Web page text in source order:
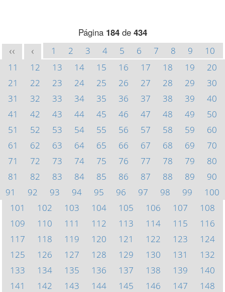
Página 184de 434
<< < 1 2 3 4 5 6 7 8 9
10
11
12 13 14 15 16 17 18 19
20
21
22 23 24 25 26 27 28 29
30
31
32 33 34 35 36 37 38 39
40
41
42 43 44 45 46 47 48 49
50
51
52 53 54 55 56 57 58 59
60
61
62 63 64 65 66 67 68 69
70
71
72 73 74 75 76 77 78 79
80
81
82 83 84 85 86 87 88 89
90
91
92 93 94 95 96 97 98 99
100
101
102 103 104 105 106 107
108
109
110 111 112 113 114 115
116
117
118 119 120 121 122 123
124
125
126 127 128 129 130 131
132
133
134 135 136 137 138 139
140
141
142 143 144 145 146 147
148